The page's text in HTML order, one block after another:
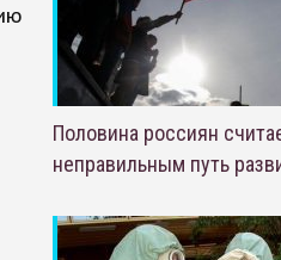
Половина россиян
неправильным путь